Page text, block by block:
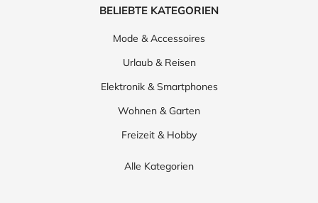
BELIEBTE KATEGORIEN
Mode & Accessoires
Urlaub & Reisen
Elektronik & Smartphones
Wohnen & Garten
Freizeit & Hobby
Alle Kategorien